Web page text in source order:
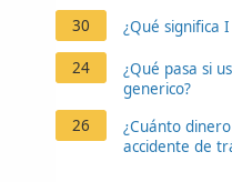
30 ¿Qué significa
24
¿Qué pasa si
generico?
26
¿Cuánto
accidente de